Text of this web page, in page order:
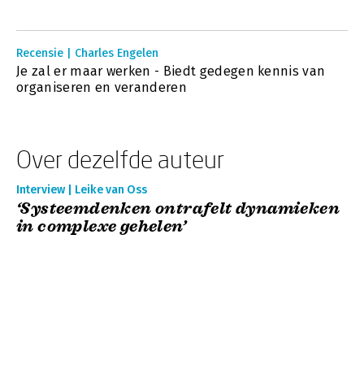
Recensie | Charles Engelen
Je zal er maar werken - Biedt gedegen kennis van
organiseren en veranderen
Over dezelfde auteur
Interview | Leike van Oss
‘Systeemdenken ontrafelt dynamieken
in complexe gehelen’